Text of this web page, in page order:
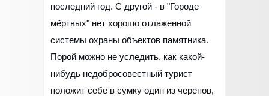
последний год. С другой - в "Городе
мёртвых" нет хорошо отлаженной
системы охраны объектов памятника.
Порой можно не уследить, как какой-
нибудь недобросовестный турист
положит себе в сумку один из черепов,